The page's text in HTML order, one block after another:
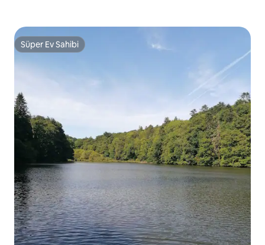
Süper Ev Sahibi
Süper Ev Sahibi